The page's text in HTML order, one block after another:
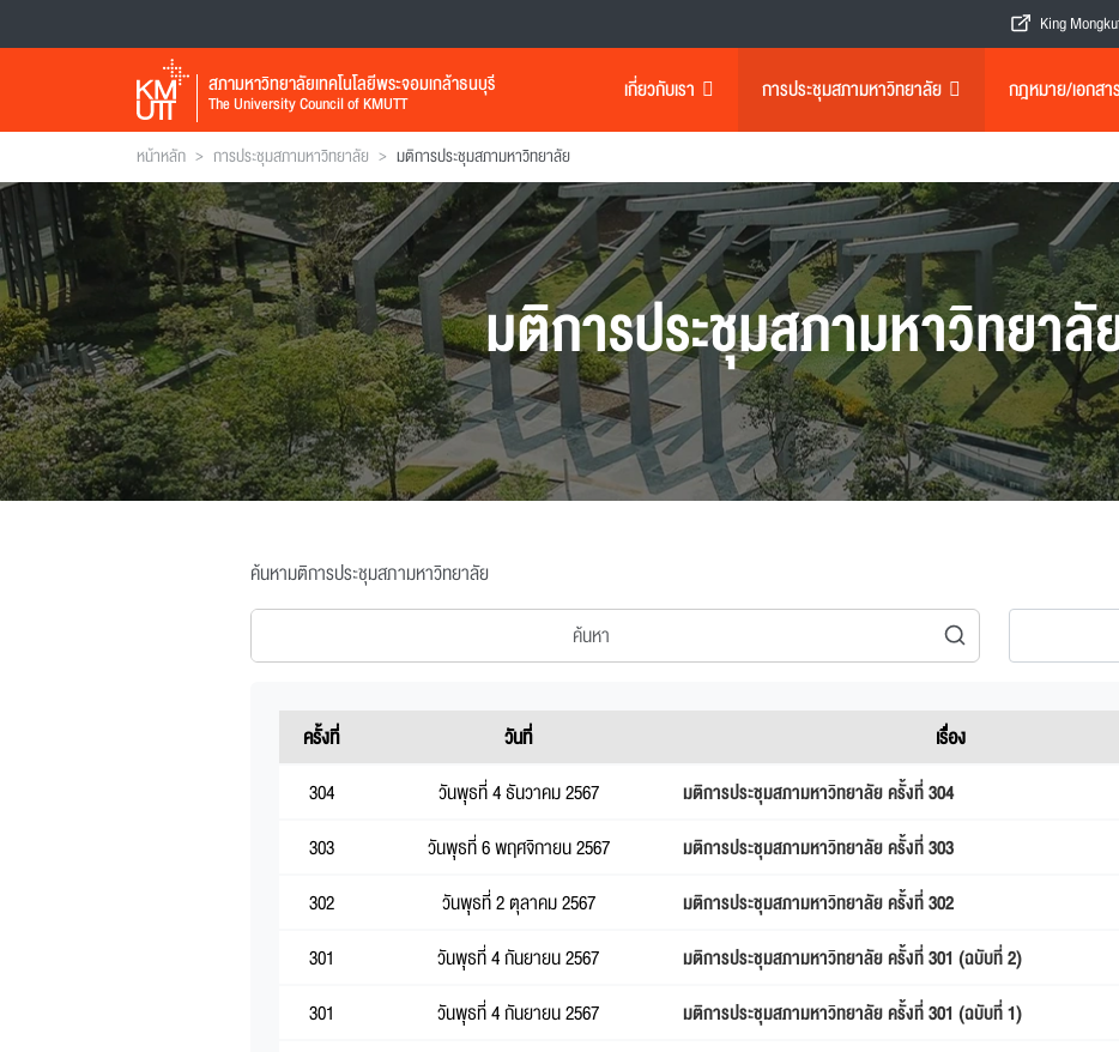
King
สภามหาวิทยาลัยเทคโนโลยีพระจอมเกล้าธนบุรี
The University Council of KMUTT เกี่ยวกับเรา การประชุมสภามหาวิทยาลัย กฎหมาย/เอกสา
หน้าหลัก > การประชุมสภามหาวิทยาลัย > มติการประชุมสภามหาวิทยาลัย
มติการประชุมสภามหาวิทยาลั
ค้นหามติการประชุมสภามหาวิทยาลัย
ครั้งที่ วันที่ เรื่อง
304
วันพุธที่ 4 ธันวาคม 2567
มติการประชุมสภามหาวิทยาลัย ครั้งที่ 304
303
วันพุธที่ 6 พฤศจิกายน 2567
มติการประชุมสภามหาวิทยาลัย ครั้งที่ 303
302
วันพุธที่ 2 ตุลาคม 2567
มติการประชุมสภามหาวิทยาลัย ครั้งที่ 302
301
วันพุธที่ 4 กันยายน 2567
มติการประชุมสภามหาวิทยาลัย ครั้งที่ 301 (ฉบับที่ 2)
301
วันพุธที่ 4 กันยายน 2567
มติการประชุมสภามหาวิทยาลัย ครั้งที่ 301 (ฉบับที่ 1)